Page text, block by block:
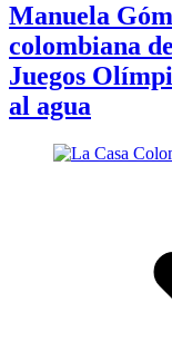
Manuela
colombiana
Juegos
al agua